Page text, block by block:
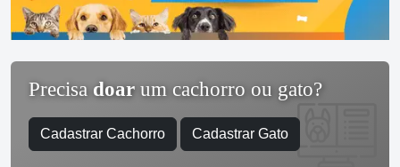
Precisa doar um cachorro ou gato?
Cadastrar Cachorro Cadastrar Gato